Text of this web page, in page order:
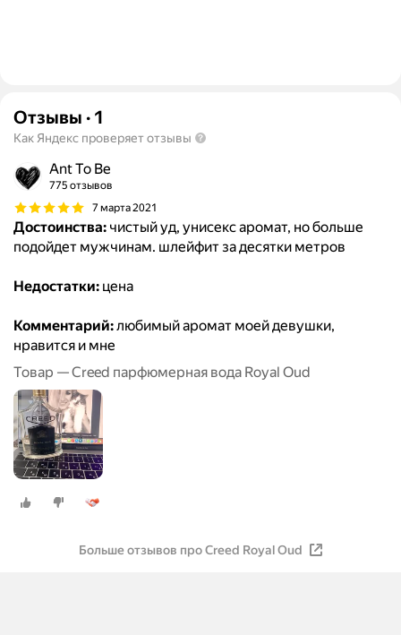
Отзывы · 1
Как Яндекс проверяет отзывы
Ant To Be
775 отзывов
7 марта 2021
Достоинства: чистый уд, унисекс аромат, но больше
подойдет мужчинам. шлейфит за десятки метров
Недостатки: цена
Комментарий:любимый аромат моей девушки,
нравится и мне
Товар — Creed парфюмерная вода Royal Oud
Больше отзывов про Creed Royal Oud